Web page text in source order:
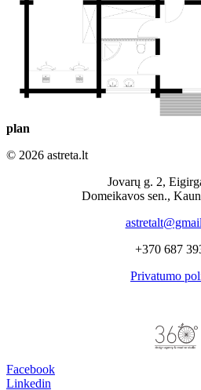
plan
© 2026 astreta.lt
Jovarų g. 2,
Domeikavos sen.,
+370 687
Privatumo
Facebook
Linkedin